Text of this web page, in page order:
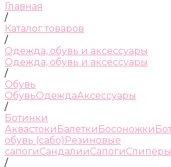
Главная
/
Каталог товаров
/
Одежда, обувь и аксессуары
Одежда, обувь и аксессуары
/
Обувь
ОбувьОдеждаАксессуары
/
Ботинки
Аквастоки Балетки Босоножки
обувь (сабо) Резиновые
сапогиСандалииСапогиСлиперы
/